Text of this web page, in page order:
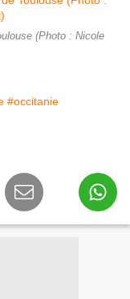
(Photo : Nicole
#occitanie